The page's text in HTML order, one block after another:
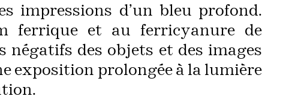
impressions d’un bleu profond.
ferrique et au ferricyanure de
négatifs des objets et des images
exposition prolongée à la lumière